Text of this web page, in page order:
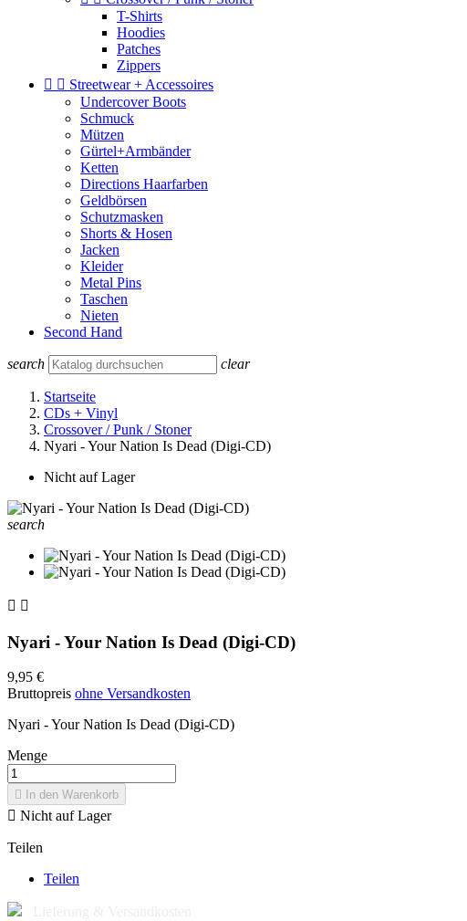
T-Shirts
Hoodies
Patches
Zippers
  Streetwear + Accessoires
Undercover Boots
Schmuck
Mützen
Gürtel+Armbänder
Ketten
Directions Haarfarben
Geldbörsen
Schutzmasken
Shorts & Hosen
Jacken
Kleider
Metal Pins
Taschen
Nieten
Second Hand
search clear
Startseite
CDs + Vinyl
Crossover / Punk / Stoner
Nyari - Your Nation Is Dead (Digi-CD)
Nicht auf Lager
search
 
Nyari - Your Nation Is Dead (Digi-CD)
9,95 €
Bruttopreis ohne Versandkosten
Nyari - Your Nation Is Dead (Digi-CD)
Menge
 In den Warenkorb
 Nicht auf Lager
Teilen
Teilen